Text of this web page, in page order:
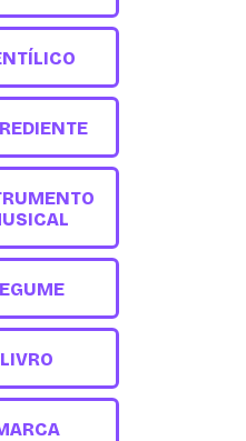
LIVRO